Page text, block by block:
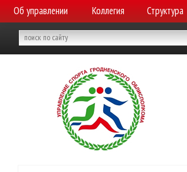
Об управлении Коллегия Структура